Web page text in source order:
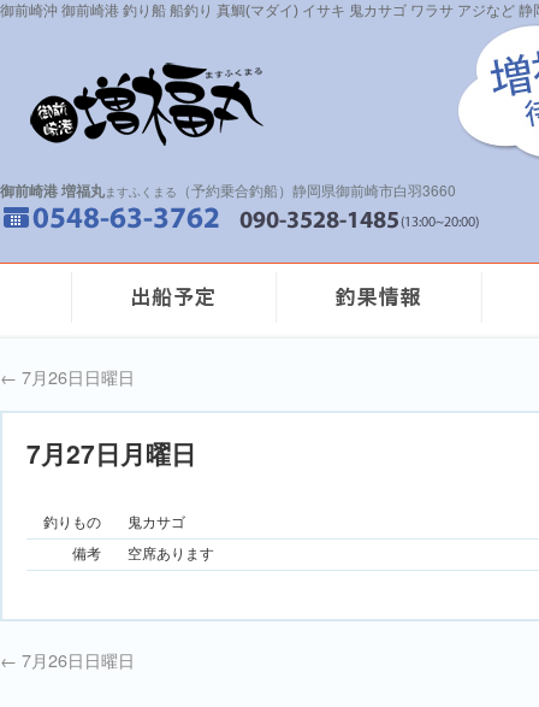
御前崎沖 御前崎港 釣り船 船釣り 真鯛(マダイ) イサキ 鬼カサゴ ワラサ アジなど
御前崎港 増福丸ますふくまる （予約乗合釣船）静岡県御前崎市白羽3660
← 7月26日日曜日
7月27日月曜日
釣りもの
鬼カサゴ
備考
空席あります
← 7月26日日曜日